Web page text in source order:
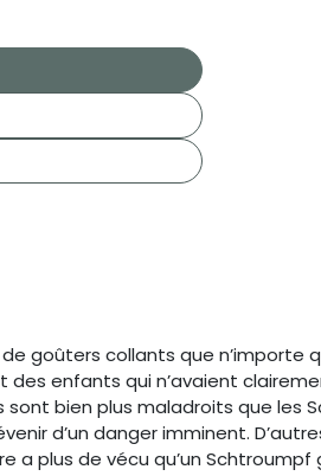
goûters collants que n’importe
enfants qui n’avaient
bien plus maladroits que les
d’un danger imminent.
a plus de vécu qu’un Schtroumpf